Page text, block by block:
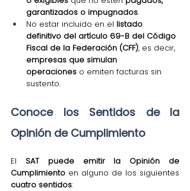
garantizados o impugnados.
No estar incluido en el listado
definitivo del artículo 69-B del Código
Fiscal de la Federación (CFF), es decir,
empresas que simulan
operaciones o emiten facturas sin
sustento.
Conoce los Sentidos de la
Opinión de Cumplimiento
El SAT puede emitir la Opinión de
Cumplimiento
cuatro sentidos: